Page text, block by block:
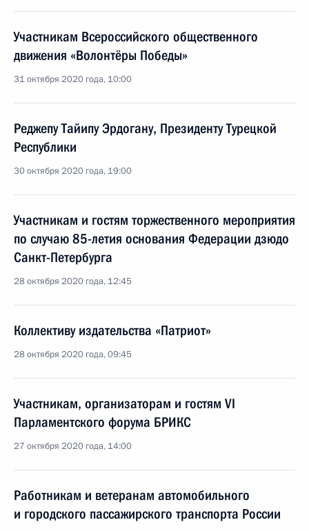
Участникам Всероссийского общественного
движения «Волонтёры Победы»
31 октября 2020 года, 10:00
Реджепу Тайипу Эрдогану, Президенту Турецкой
Республики
30 октября 2020 года, 19:00
Участникам и гостям торжественного мероприятия
по случаю 85-летия основания Федерации дзюдо
Санкт-Петербурга
28 октября 2020 года, 12:45
Коллективу издательства «Патриот»
28 октября 2020 года, 09:45
Участникам, организаторам и гостям VI
Парламентского форума БРИКС
27 октября 2020 года, 14:00
Работникам и ветеранам автомобильного
и городского пассажирского транспорта России